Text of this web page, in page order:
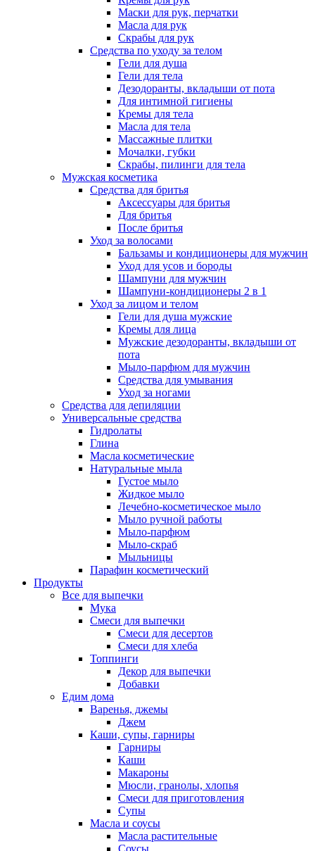
Маски для рук, перчатки
Масла для рук
Скрабы для рук
Средства по уходу за телом
Гели для душа
Гели для тела
Дезодоранты, вкладыши от пота
Для интимной гигиены
Кремы для тела
Масла для тела
Массажные плитки
Мочалки, губки
Скрабы, пилинги для тела
Мужская косметика
Средства для бритья
Аксессуары для бритья
Для бритья
После бритья
Уход за волосами
Бальзамы и кондиционеры для мужчин
Уход для усов и бороды
Шампуни для мужчин
Шампуни-кондиционеры 2 в 1
Уход за лицом и телом
Гели для душа мужские
Кремы для лица
Мужские дезодоранты, вкладыши от
пота
Мыло-парфюм для мужчин
Средства для умывания
Уход за ногами
Средства для депиляции
Универсальные средства
Гидролаты
Глина
Масла косметические
Натуральные мыла
Густое мыло
Жидкое мыло
Лечебно-косметическое мыло
Мыло ручной работы
Мыло-парфюм
Мыло-скраб
Мыльницы
Парафин косметический
Продукты
Все для выпечки
Мука
Смеси для выпечки
Смеси для десертов
Смеси для хлеба
Топпинги
Декор для выпечки
Добавки
Едим дома
Варенья, джемы
Джем
Каши, супы, гарниры
Гарниры
Каши
Макароны
Мюсли, гранолы, хлопья
Смеси для приготовления
Супы
Масла и соусы
Масла растительные
Соусы